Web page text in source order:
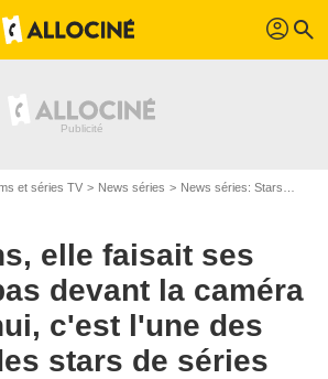
profil search
et séries TV News séries News séries: Stars
elle faisait ses
devant la caméra
c'est l'une des
stars de séries